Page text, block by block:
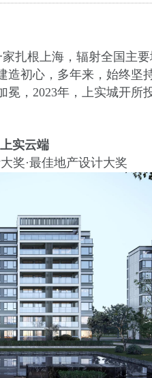
扎根上海，辐射全国主
初心，多年来，始终坚
，2023年，上实城开所
实云端
奖·最佳地产设计大奖